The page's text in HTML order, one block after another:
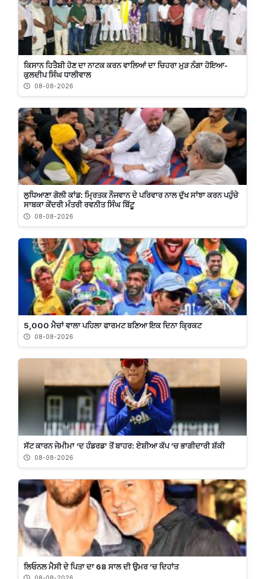
ਕਿਸਾਨ ਹਿਤੈਸ਼ੀ ਹੋਣ ਦਾ ਨਾਟਕ ਕਰਨ ਵਾਲਿਆਂ ਦਾ ਚਿਹਰਾ ਮੁੜ ਨੰਗਾ ਹੋਇਆ-
ਕੁਲਦੀਪ ਸਿੰਘ ਧਾਲੀਵਾਲ
08-08-2026
ਲੁਧਿਆਣਾ ਗੋਲੀ ਕਾਂਡ: ਮ੍ਰਿਤਕ ਨੌਜਵਾਨ ਦੇ ਪਰਿਵਾਰ ਨਾਲ ਦੁੱਖ ਸਾਂਝਾ ਕਰਨ ਪਹੁੰਚੇ
ਸਾਬਕਾ ਕੇਂਦਰੀ ਮੰਤਰੀ ਰਵਨੀਤ ਸਿੰਘ ਬਿੱਟੂ
08-08-2026
5,000 ਮੈਚਾਂ ਵਾਲਾ ਪਹਿਲਾ ਫਾਰਮਟ ਬਣਿਆ ਇਕ ਦਿਨਾ ਕ੍ਰਿਕਟ
08-08-2026
ਸੱਟ ਕਾਰਨ ਜੇਮੀਮਾ ‘ਦ ਹੰਡਰਡ’ ਤੋਂ ਬਾਹਰ: ਏਸ਼ੀਆ ਕੱਪ ’ਚ ਭਾਗੀਦਾਰੀ ਸ਼ੱਕੀ
08-08-2026
ਲਿਓਨਲ ਮੈਸੀ ਦੇ ਪਿਤਾ ਦਾ 68 ਸਾਲ ਦੀ ਉਮਰ ’ਚ ਦਿਹਾਂਤ